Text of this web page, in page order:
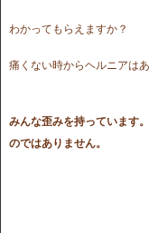
わかってもらえますか？
痛くない時からヘルニアは
みんな歪みを持っています
のではありません。